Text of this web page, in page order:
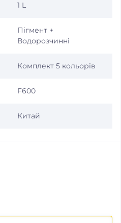
1 L
Пігмент +
Водорозчинні
Комплект 5 кольорів
F600
Китай